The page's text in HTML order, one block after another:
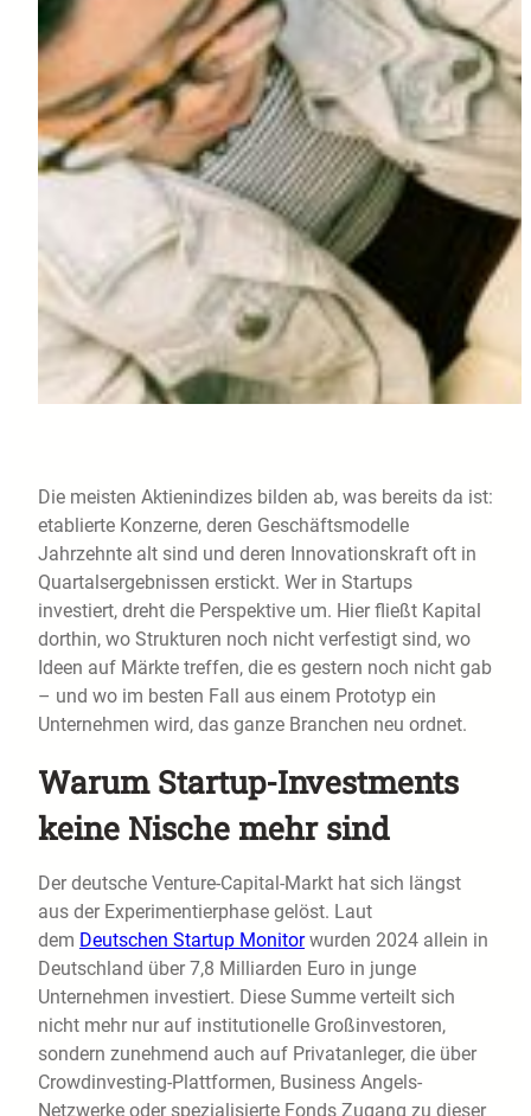
Die meisten Aktienindizes bilden ab, was bereits da ist:
etablierte Konzerne, deren Geschäftsmodelle
Jahrzehnte alt sind und deren Innovationskraft oft in
Quartalsergebnissen erstickt. Wer in Startups
investiert, dreht die Perspektive um. Hier fließt Kapital
dorthin, wo Strukturen noch nicht verfestigt sind, wo
Ideen auf Märkte treffen, die es gestern noch nicht gab
– und wo im besten Fall aus einem Prototyp ein
Unternehmen wird, das ganze Branchen neu ordnet.
Warum Startup-Investments
keine Nische mehr sind
Der deutsche Venture-Capital-Markt hat sich längst
aus der Experimentierphase gelöst. Laut
dem Deutschen Startup Monitorwurden 2024 allein in
Deutschland über 7,8 Milliarden Euro in junge
Unternehmen investiert. Diese Summe verteilt sich
nicht mehr nur auf institutionelle Großinvestoren,
sondern zunehmend auch auf Privatanleger, die über
Crowdinvesting-Plattformen, Business Angels-
Netzwerke oder spezialisierte Fonds Zugang zu dieser